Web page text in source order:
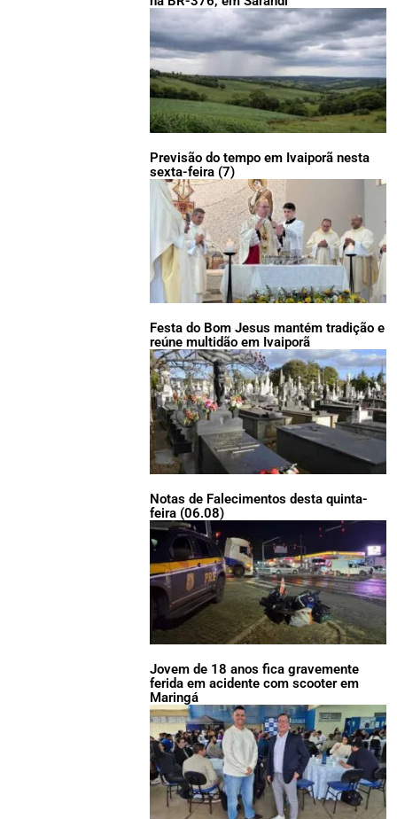
Previsão do tempo em Ivaiporã nesta
sexta-feira (7)
Festa do Bom Jesus mantém tradição e
reúne multidão em Ivaiporã
Notas de Falecimentos desta quinta-
feira (06.08)
Jovem de 18 anos fica gravemente
ferida em acidente com scooter em
Maringá